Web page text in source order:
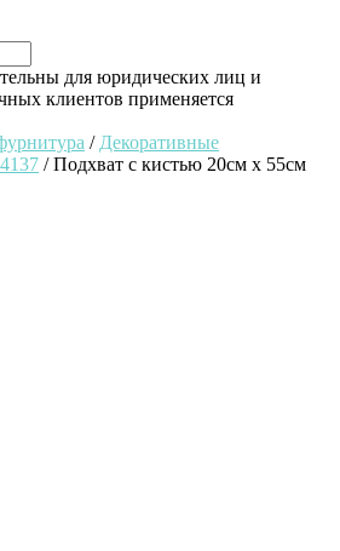
для юридических лиц и
клиентов применяется
/ Декоративные
/ Подхват с кистью 20см х 55см